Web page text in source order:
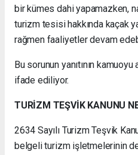
bir kümes dahi yapamazken,
turizm tesisi hakkında kaçak
rağmen faaliyetler devam
Bu sorunun yanıtının
ifade ediliyor.
TURİZM TEŞVİK KANUNU
2634 Sayılı Turizm Teşvik
belgeli turizm işletmelerinin